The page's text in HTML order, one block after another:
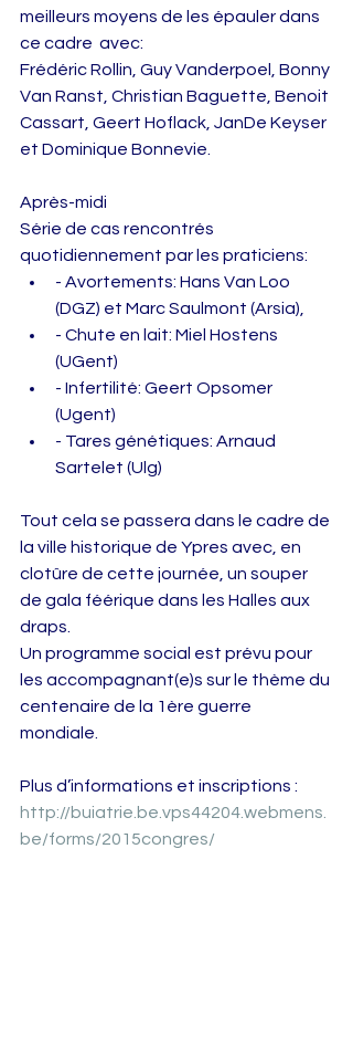
meilleurs moyens de les épauler dans
ce cadre  avec:
Frédéric Rollin, Guy Vanderpoel, Bonny
Van Ranst, Christian Baguette, Benoit
Cassart, Geert Hoflack, JanDe Keyser
et Dominique Bonnevie.
Après-midi
Série de cas rencontrés
quotidiennement par les praticiens:
- Avortements: Hans Van Loo
(DGZ) et Marc Saulmont (Arsia),
- Chute en lait: Miel Hostens
(UGent)
- Infertilité: Geert Opsomer
(Ugent)
- Tares génétiques: Arnaud
Sartelet (Ulg)
Tout cela se passera dans le cadre de
la ville historique de Ypres avec, en
clotûre de cette journée, un souper
de gala féérique dans les Halles aux
draps.
Un programme social est prévu pour
les accompagnant(e)s sur le thème du
centenaire de la 1ère guerre
mondiale.
Plus d’informations et inscriptions :
http://buiatrie.be.vps44204.webmens.
be/forms/2015congres/